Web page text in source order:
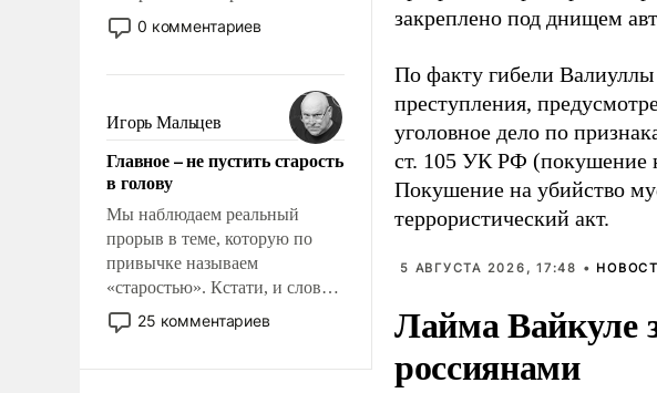
предоставления вооружений
своим нанимателям. Вероятно,
консультирует Киев, пришла в
голову мысль: хорошо бы
продемонстрировать, что
Украина вступила в
вооруженное противостояние
с Ираном.
0 комментариев
Игорь Мальцев
Главное – не пустить старость
в голову
Мы наблюдаем реальный
прорыв в теме, которую по
привычке называем
«старостью». Кстати, и слово-
то это уже стараются не
использовать – так же, как
25 комментариев
закреплено под днищем
По факту гибели
преступления,
уголовное дело по
ст. 105 УК РФ (покушение
Покушение на убийство
террористический акт.
5 АВГУСТА 2026, 17:48 •
Лайма Вайкуле
россиянами